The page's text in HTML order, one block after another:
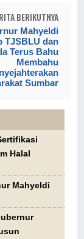
BERIKUTNYA
Mahyeldi
TJSBLU dan
Terus Bahu
Membahu
Sumbar
Halal
Mahyeldi